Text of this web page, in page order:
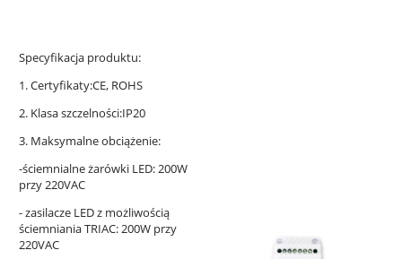
Specyfikacja produktu:
1. Certyfikaty:CE, ROHS
2. Klasa szczelności:IP20
3. Maksymalne obciążenie:
-ściemnialne żarówki LED: 200W
przy 220VAC
- zasilacze LED z możliwością
ściemniania TRIAC: 200W przy
220VAC